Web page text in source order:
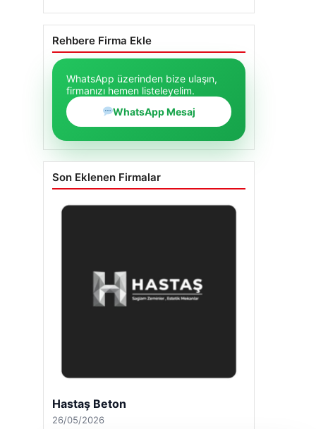
Rehbere Firma Ekle
WhatsApp üzerinden bize ulaşın,
firmanızı hemen listeleyelim.
WhatsApp Mesaj
Son Eklenen Firmalar
Enes Kaplan Avukatlık Bürosu
28/04/2026